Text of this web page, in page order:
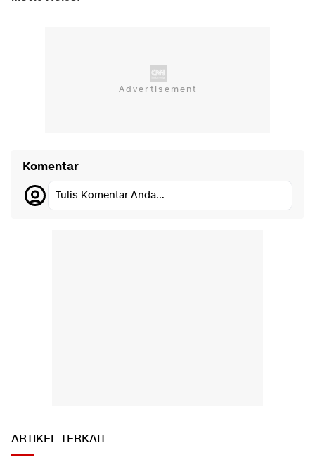
Komentar
Tulis Komentar Anda...
ARTIKEL TERKAIT